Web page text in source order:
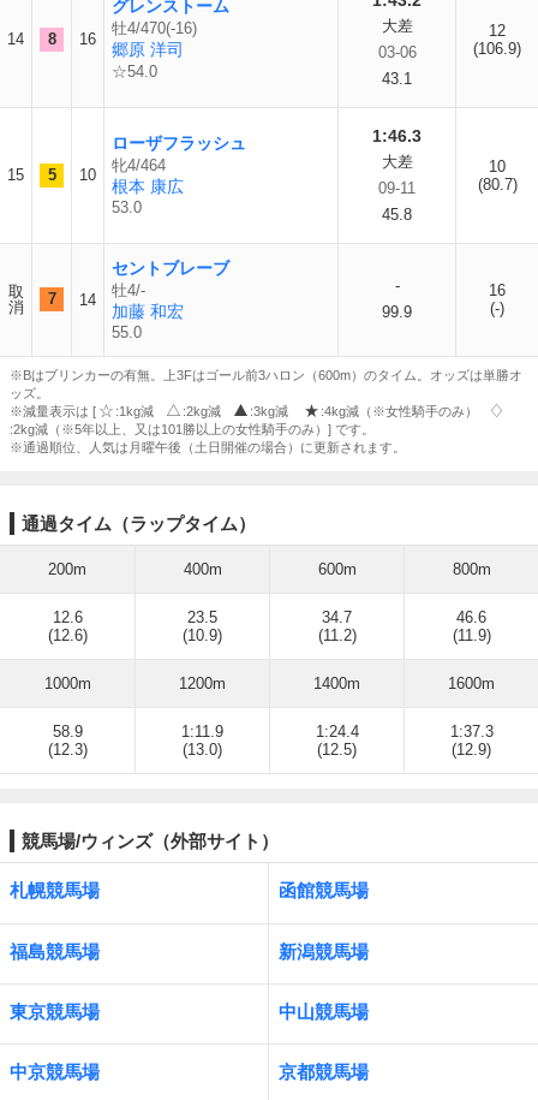
14 8 16
グレンストーム
牡4/470(-16)
郷原 洋司
☆54.0
大差
03-06
43.1
12
(106.9)
15 5 10
ローザフラッシュ
牝4/464
根本 康広
53.0
1:46.3
大差
09-11
45.8
10
(80.7)
取
消
7 14
セントブレーブ
牡4/-
加藤 和宏
55.0
-
99.9
16
(-)
※Bはブリンカーの有無。上3Fはゴール前3ハロン（600m）のタイム。オッズは単勝オ
ッズ。
※減量表示は [
:1kg減 :2kg減 :3kg減
:4kg減（※女性騎手のみ）
:2kg減（※5年以上、又は101勝以上の女性騎手のみ）] です。
※通過順位、人気は月曜午後（土日開催の場合）に更新されます。
通過タイム（ラップタイム）
200m 400m 600m 800m
12.6
(12.6)
23.5
(10.9)
34.7
(11.2)
46.6
(11.9)
1000m 1200m 1400m 1600m
58.9
(12.3)
1:11.9
(13.0)
1:24.4
(12.5)
1:37.3
(12.9)
競馬場/ウィンズ（外部サイト）
札幌競馬場 函館競馬場
福島競馬場 新潟競馬場
東京競馬場 中山競馬場
中京競馬場 京都競馬場